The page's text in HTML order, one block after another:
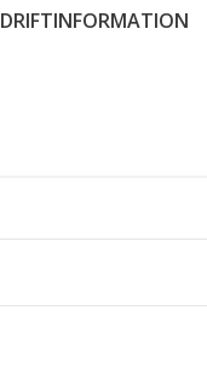
DRIFTINFORMATION